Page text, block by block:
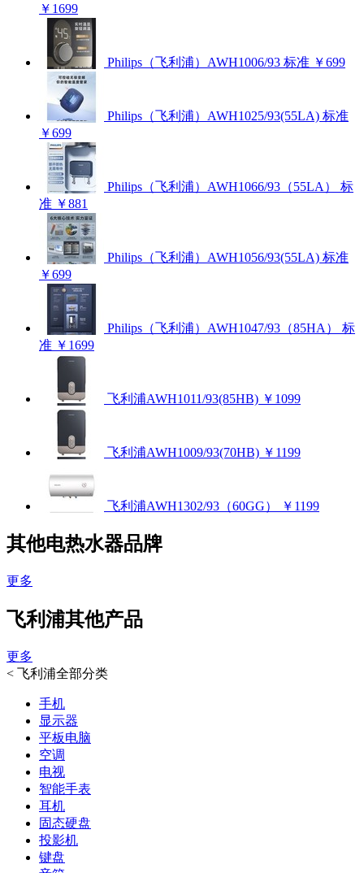
￥1699
Philips（飞利浦）AWH1006/93 标准 ￥699
Philips（飞利浦）AWH1025/93(55LA) 标准
￥699
Philips（飞利浦）AWH1066/93（55LA） 标
准 ￥881
Philips（飞利浦）AWH1056/93(55LA) 标准
￥699
Philips（飞利浦）AWH1047/93（85HA） 标
准 ￥1699
飞利浦AWH1011/93(85HB) ￥1099
飞利浦AWH1009/93(70HB) ￥1199
飞利浦AWH1302/93（60GG） ￥1199
其他电热水器品牌
更多
飞利浦其他产品
更多
< 飞利浦全部分类
手机
显示器
平板电脑
空调
电视
智能手表
耳机
固态硬盘
投影机
键盘